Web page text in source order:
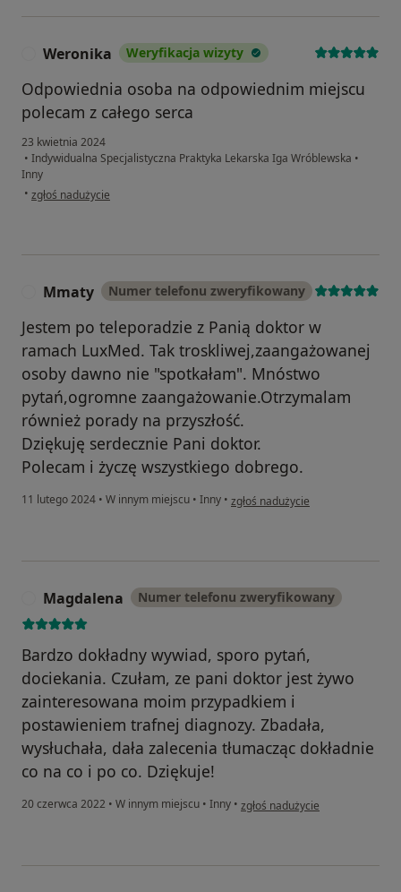
Weronika Weryfikacja wizyty
Odpowiednia osoba na odpowiednim miejscu
polecam z całego serca
23 kwietnia 2024
• Indywidualna Specjalistyczna Praktyka Lekarska Iga Wróblewska •
Inny
• w opinii użytkownika Weronika
zgłoś nadużycie
Mmaty Numer telefonu zweryfikowany
Jestem po teleporadzie z Panią doktor w
ramach LuxMed. Tak troskliwej,zaangażowanej
osoby dawno nie "spotkałam". Mnóstwo
pytań,ogromne zaangażowanie.Otrzymalam
również porady na przyszłość.
Dziękuję serdecznie Pani doktor.
Polecam i życzę wszystkiego dobrego.
11 lutego 2024 • W innym miejscu • Inny • w opinii użytkownika Mmaty
zgłoś nadużycie
Magdalena Numer telefonu zweryfikowany
Bardzo dokładny wywiad, sporo pytań,
dociekania. Czułam, ze pani doktor jest żywo
zainteresowana moim przypadkiem i
postawieniem trafnej diagnozy. Zbadała,
wysłuchała, dała zalecenia tłumacząc dokładnie
co na co i po co. Dziękuje!
20 czerwca 2022 • W innym miejscu • Inny • w opinii użytkownika Magdalena
zgłoś nadużycie